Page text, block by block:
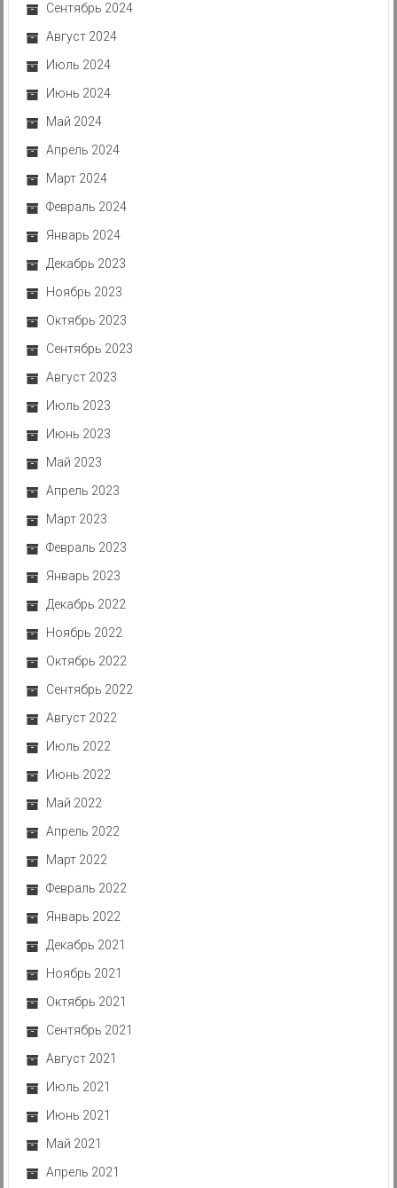
Сентябрь 2024
Август 2024
Июль 2024
Июнь 2024
Май 2024
Апрель 2024
Март 2024
Февраль 2024
Январь 2024
Декабрь 2023
Ноябрь 2023
Октябрь 2023
Сентябрь 2023
Август 2023
Июль 2023
Июнь 2023
Май 2023
Апрель 2023
Март 2023
Февраль 2023
Январь 2023
Декабрь 2022
Ноябрь 2022
Октябрь 2022
Сентябрь 2022
Август 2022
Июль 2022
Июнь 2022
Май 2022
Апрель 2022
Март 2022
Февраль 2022
Январь 2022
Декабрь 2021
Ноябрь 2021
Октябрь 2021
Сентябрь 2021
Август 2021
Июль 2021
Июнь 2021
Май 2021
Апрель 2021